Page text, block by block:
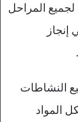
المراحل
النشاطات
المواد